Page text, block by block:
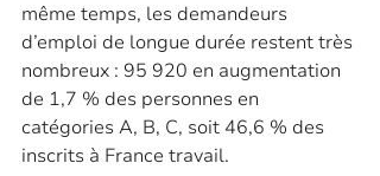
même temps, les demandeurs
d’emploi de longue durée restent très
nombreux : 95 920 en augmentation
de 1,7 % des personnes en
catégories A, B, C, soit 46,6 % des
inscrits à France travail.